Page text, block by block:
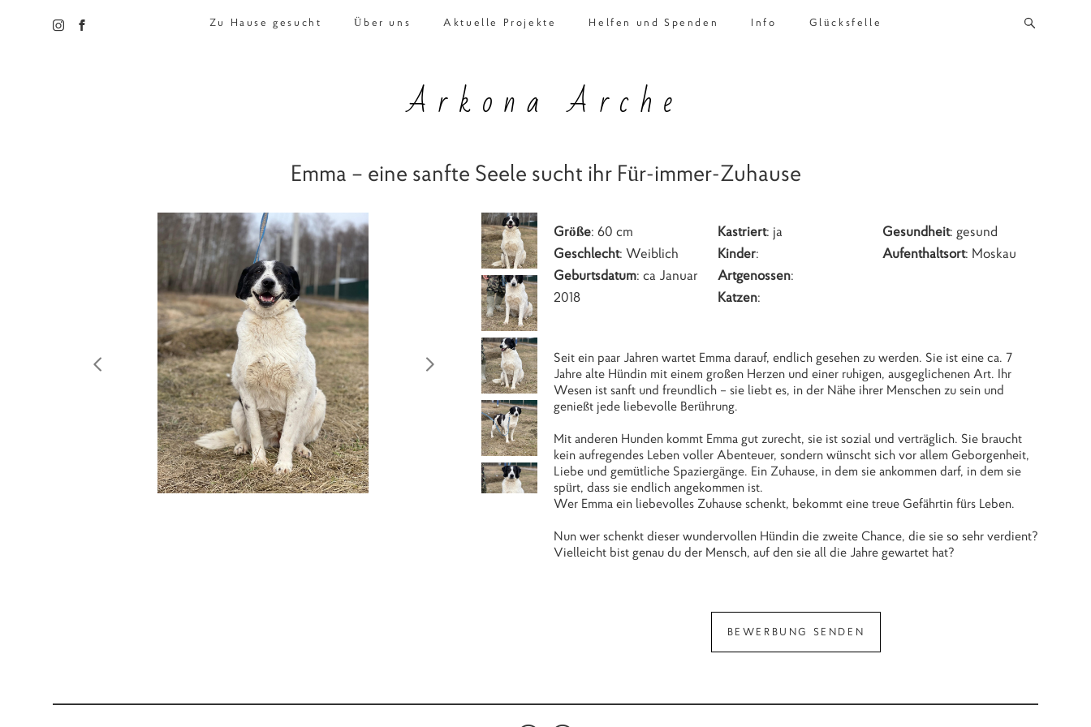
Zu Hause gesucht Über uns Aktuelle Projekte Helfen und Spenden Info Glücksfelle
Arkona Arche
Emma – eine sanfte Seele sucht ihr Für-immer-Zuhause
Größe: 60 cm
Geschlecht: Weiblich
Geburtsdatum: ca Januar
2018
Kastriert: ja
Kinder:
Artgenossen:
Katzen:
Gesundheit: gesund
Aufenthaltsort: Moskau
Seit ein paar Jahren wartet Emma darauf, endlich gesehen zu werden. Sie ist eine ca. 7
Jahre alte Hündin mit einem großen Herzen und einer ruhigen, ausgeglichenen Art. Ihr
Wesen ist sanft und freundlich – sie liebt es, in der Nähe ihrer Menschen zu sein und
genießt jede liebevolle Berührung.
Mit anderen Hunden kommt Emma gut zurecht, sie ist sozial und verträglich. Sie braucht
kein aufregendes Leben voller Abenteuer, sondern wünscht sich vor allem Geborgenheit,
Liebe und gemütliche Spaziergänge. Ein Zuhause, in dem sie ankommen darf, in dem sie
spürt, dass sie endlich angekommen ist.
Wer Emma ein liebevolles Zuhause schenkt, bekommt eine treue Gefährtin fürs Leben.
Nun wer schenkt dieser wundervollen Hündin die zweite Chance, die sie so sehr verdient?
Vielleicht bist genau du der Mensch, auf den sie all die Jahre gewartet hat?
BEWERBUNG SENDEN